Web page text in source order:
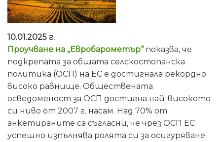
10.01.2025 г.
Проучване на „Евробарометър“ показва, че
подкрепата за общата селскостопанска
политика (ОСП) на ЕС е достигнала рекордно
високо равнище. Обществената
осведоменост за ОСП достигна най-високото
си ниво от 2007 г. насам. Над 70% от
анкетираните са съгласни, че чрез ОСП ЕС
успешно изпълнява ролята си за осигуряване